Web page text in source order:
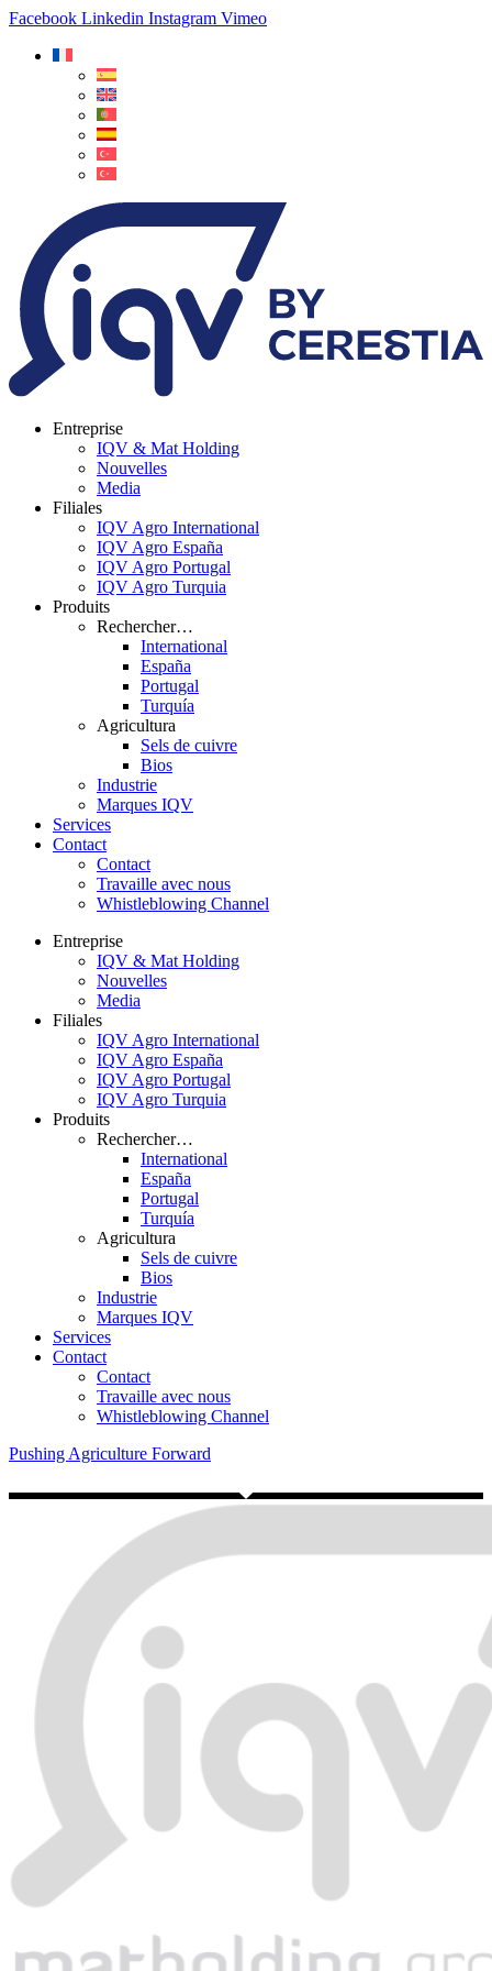
Facebook Linkedin Instagram Vimeo
Entreprise
IQV & Mat Holding
Nouvelles
Media
Filiales
IQV Agro International
IQV Agro España
IQV Agro Portugal
IQV Agro Turquia
Produits
Rechercher…
International
España
Portugal
Turquía
Agricultura
Sels de cuivre
Bios
Industrie
Marques IQV
Services
Contact
Contact
Travaille avec nous
Whistleblowing Channel
Entreprise
IQV & Mat Holding
Nouvelles
Media
Filiales
IQV Agro International
IQV Agro España
IQV Agro Portugal
IQV Agro Turquia
Produits
Rechercher…
International
España
Portugal
Turquía
Agricultura
Sels de cuivre
Bios
Industrie
Marques IQV
Services
Contact
Contact
Travaille avec nous
Whistleblowing Channel
Pushing Agriculture Forward